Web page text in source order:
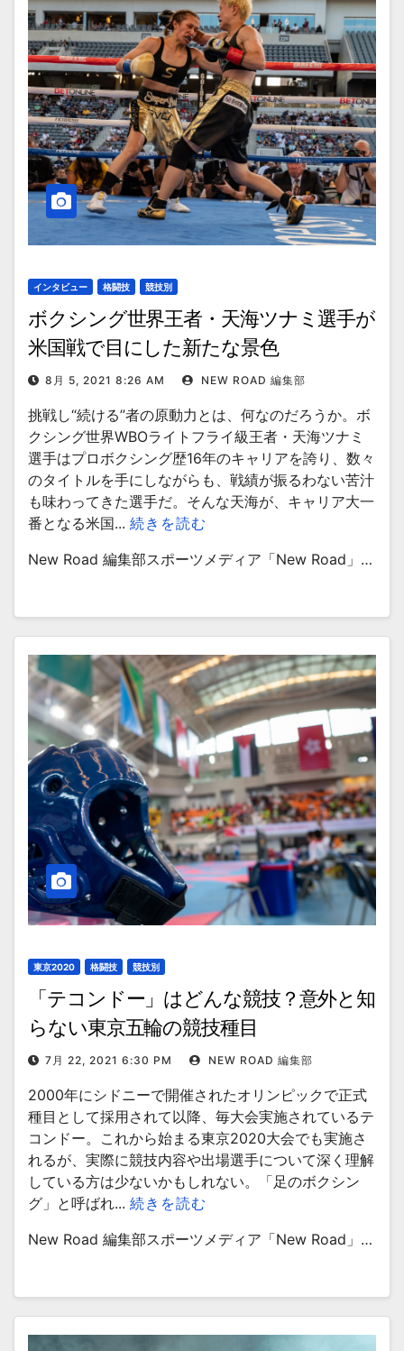
インタビュー 格闘技 競技別
ボクシング世界王者・天海ツナミ選手が
米国戦で目にした新たな景色
8月 5, 2021 8:26 AM NEW ROAD 編集部
挑戦し“続ける”者の原動力とは、何なのだろうか。ボ
クシング世界WBOライトフライ級王者・天海ツナミ
選手はプロボクシング歴16年のキャリアを誇り、数々
のタイトルを手にしながらも、戦績が振るわない苦汁
も味わってきた選手だ。そんな天海が、キャリア大一
番となる米国... 続きを読む
New Road 編集部スポーツメディア「New Road」…
東京2020 格闘技 競技別
「テコンドー」はどんな競技？意外と知
らない東京五輪の競技種目
7月 22, 2021 6:30 PM NEW ROAD 編集部
2000年にシドニーで開催されたオリンピックで正式
種目として採用されて以降、毎大会実施されているテ
コンドー。これから始まる東京2020大会でも実施さ
れるが、実際に競技内容や出場選手について深く理解
している方は少ないかもしれない。「足のボクシン
グ」と呼ばれ... 続きを読む
New Road 編集部スポーツメディア「New Road」…